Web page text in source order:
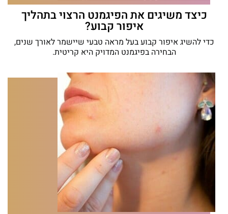
כיצד משיגים את הפיגמנט הרצוי בתהליך
איפור קבוע?
כדי להשיג איפור קבוע בעל מראה טבעי שיישמר לאורך שנים,
הבחירה בפיגמנט המדויק היא קריטית.